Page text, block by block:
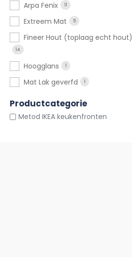
Arpa Fenix 11
Extreem Mat 5
Fineer Hout (toplaag echt hout)
14
Hoogglans 1
Mat Lak geverfd 1
Productcategorie
Metod IKEA keukenfronten